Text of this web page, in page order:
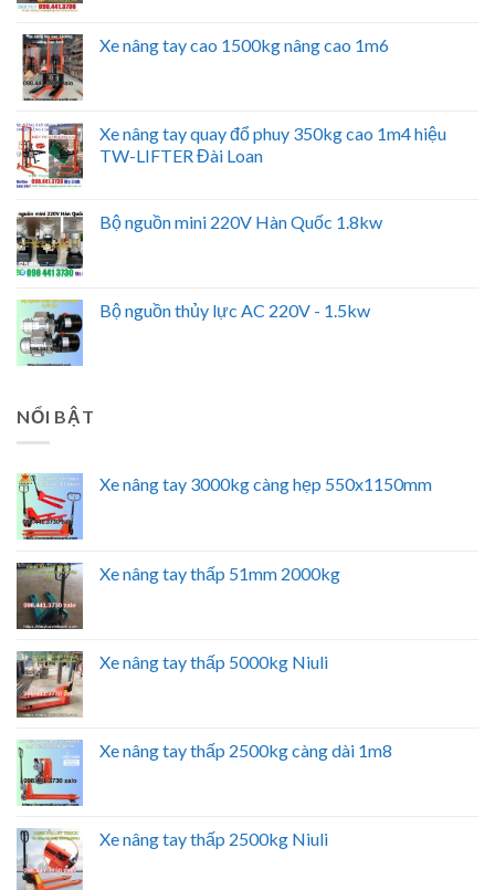
Xe nâng tay cao 1500kg nâng cao 1m6
Xe nâng tay quay đổ phuy 350kg cao 1m4 hiệu
TW-LIFTER Đài Loan
Bộ nguồn mini 220V Hàn Quốc 1.8kw
Bộ nguồn thủy lực AC 220V - 1.5kw
NỔI BẬT
Xe nâng tay 3000kg càng hẹp 550x1150mm
Xe nâng tay thấp 51mm 2000kg
Xe nâng tay thấp 5000kg Niuli
Xe nâng tay thấp 2500kg càng dài 1m8
Xe nâng tay thấp 2500kg Niuli